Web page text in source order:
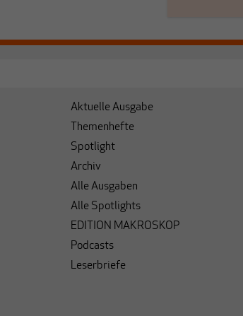
Aktuelle Ausgabe
Themenhefte
Spotlight
Archiv
Alle Ausgaben
Alle Spotlights
EDITION MAKROSKOP
Podcasts
Leserbriefe